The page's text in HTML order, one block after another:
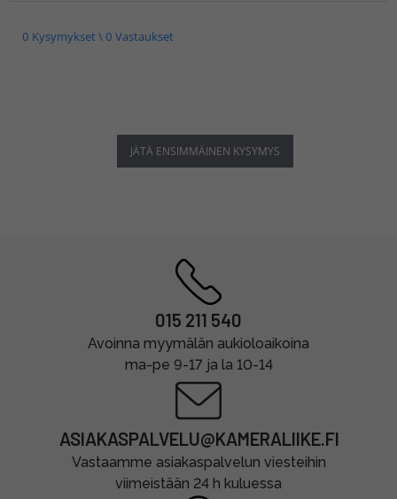
0 Kysymykset \ 0 Vastaukset
JÄTÄ ENSIMMÄINEN KYSYMYS
015 211 540
Avoinna myymälän aukioloaikoina
ma-pe 9-17 ja la 10-14
ASIAKASPALVELU@KAMERALIIKE.FI
Vastaamme asiakaspalvelun viesteihin
viimeistään 24 h kuluessa